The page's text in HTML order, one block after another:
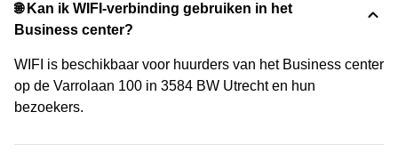
🌐 Kan ik WIFI-verbinding gebruiken in het
Business center?
WIFI is beschikbaar voor huurders van het Business center
op de Varrolaan 100 in 3584 BW Utrecht en hun
bezoekers.